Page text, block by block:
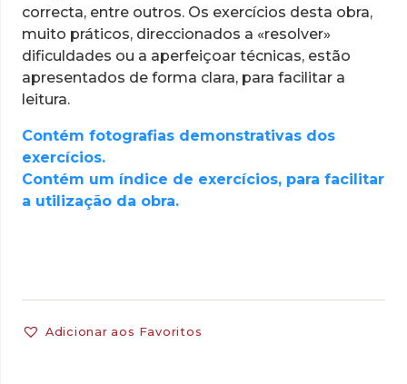
correcta, entre outros. Os exercícios desta obra,
muito práticos, direccionados a «resolver»
dificuldades ou a aperfeiçoar técnicas, estão
apresentados de forma clara, para facilitar a
leitura.
Contém fotografias demonstrativas dos
exercícios.
Contém um índice de exercícios, para facilitar
a utilização da obra.
Adicionar aos Favoritos